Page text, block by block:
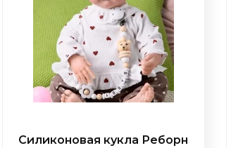
Силиконовая кукла Реборн